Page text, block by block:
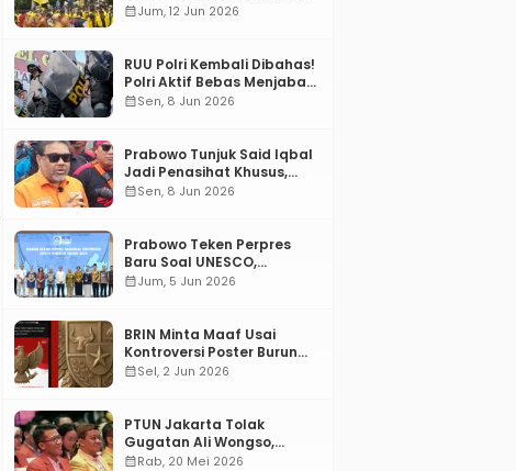
2026?
calendar_monthJum, 12 Jun 2026
RUU Polri Kembali Dibahas!
Polri Aktif Bebas Menjabat
Di Manapun
calendar_monthSen, 8 Jun 2026
Prabowo Tunjuk Said Iqbal
Jadi Penasihat Khusus,
Mengapa?
calendar_monthSen, 8 Jun 2026
Prabowo Teken Perpres
Baru Soal UNESCO,
Tentang Apa?
calendar_monthJum, 5 Jun 2026
BRIN Minta Maaf Usai
Kontroversi Poster Burung
Garuda
calendar_monthSel, 2 Jun 2026
PTUN Jakarta Tolak
Gugatan Ali Wongso,
Misbakhun: Ini hadiah
calendar_monthRab, 20 Mei 2026